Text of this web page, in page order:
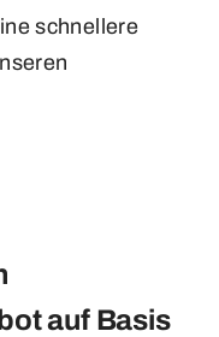
schnellere
auf Basis